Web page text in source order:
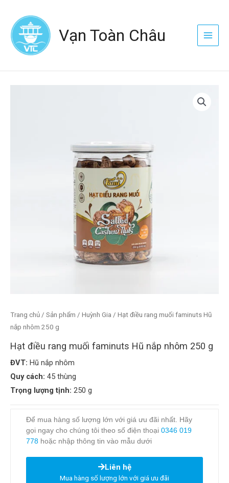
dung
Vạn Toàn Châu
Menu
Trang chủ / Sản phẩm / Huỳnh Gia / Hạt điều rang muối faminuts Hũ
nắp nhôm 250 g
Hạt điều rang muối faminuts Hũ nắp nhôm 250 g
ĐVT: Hũ nắp nhôm
Quy cách: 45 thùng
Trọng lượng tịnh: 250 g
Để mua hàng số lượng lớn với giá ưu đãi nhất. Hãy
gọi ngay cho chúng tôi theo số điện thoại 0346 019
778 hoặc nhập thông tin vào mẫu dưới
Liên hệ
Mua hàng số lượng lớn với giá ưu đãi